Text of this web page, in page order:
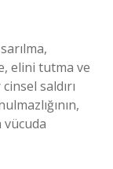
elini tutma ve
saldırı